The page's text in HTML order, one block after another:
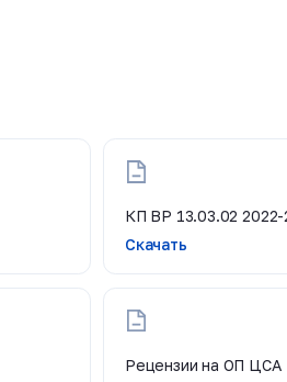
КП ВР 13.03.02 2022-
Скачать
Рецензии на ОП ЦСА